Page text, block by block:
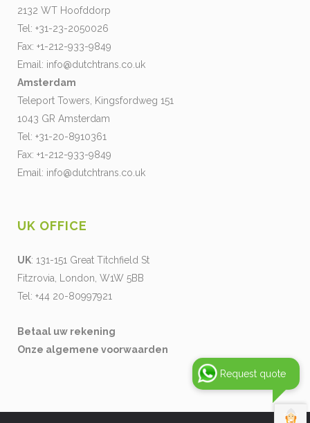
2132 WT Hoofddorp
Tel: +31-23-2050026
Fax: +1-212-933-9849
Email: info@dutchtrans.co.uk
Amsterdam
Teleport Towers, Kingsfordweg 151
1043 GR Amsterdam
Tel: +31-20-8910361
Fax: +1-212-933-9849
Email: info@dutchtrans.co.uk
UK OFFICE
UK: 131-151 Great Titchfield St
Fitzrovia, London, W1W 5BB
Tel: +44 20-80997921
Betaal uw rekening
Onze algemene voorwaarden
Request quote